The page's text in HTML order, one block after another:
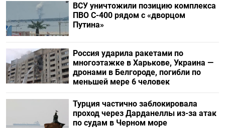
ВСУ уничтожили позицию комплекса
ПВО С-400 рядом с «дворцом
Путина»
Россия ударила ракетами по
многоэтажке в Харькове, Украина —
дронами в Белгороде, погибли по
меньшей мере 6 человек
Турция частично заблокировала
проход через Дарданеллы из-за атак
по судам в Черном море